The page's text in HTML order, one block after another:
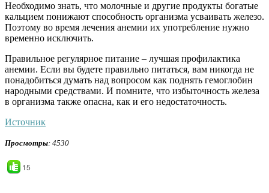
Необходимо знать, что молочные и другие продукты богатые
кальцием понижают способность организма усваивать железо.
Поэтому во время лечения анемии их употребление нужно
временно исключить.
Правильное регулярное питание – лучшая профилактика
анемии. Если вы будете правильно питаться, вам никогда не
понадобиться думать над вопросом как поднять гемоглобин
народными средствами. И помните, что избыточность железа
в организма также опасна, как и его недостаточность.
Источник
Просмотры: 4530
15